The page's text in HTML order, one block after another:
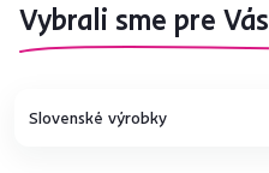
Vybrali sme pre Vás
Slovenské výrobky